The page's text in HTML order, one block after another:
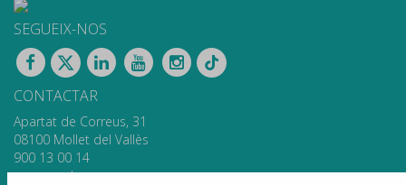
SEGUEIX-NOS
CONTACTAR
Apartat de Correus, 31
08100 Mollet del Vallès
900 13 00 14
www.sagales.com